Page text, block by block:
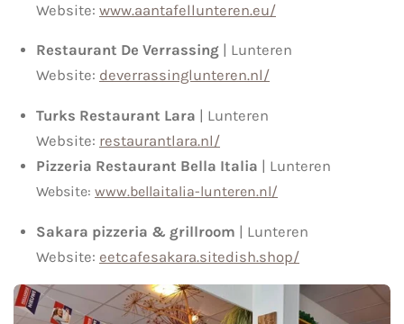
Website: www.aantafellunteren.eu/
Restaurant De Verrassing | Lunteren
Website: deverrassinglunteren.nl/
Turks Restaurant Lara | Lunteren
Website: restaurantlara.nl/
Pizzeria Restaurant Bella Italia | Lunteren
Website: www.bellaitalia-lunteren.nl/
Sakara pizzeria & grillroom | Lunteren
Website: eetcafesakara.sitedish.shop/